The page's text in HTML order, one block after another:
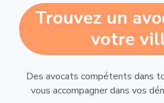
Trouvez un
votre
Des avocats compétents dans
vous accompagner dans vos